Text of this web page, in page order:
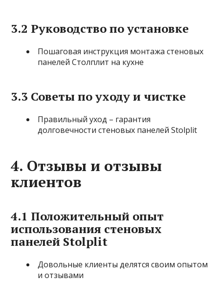
3.2 Руководство по установке
Пошаговая инструкция монтажа стеновых
панелей Столплит на кухне
3.3 Советы по уходу и чистке
Правильный уход – гарантия
долговечности стеновых панелей Stolplit
4. Отзывы и отзывы
клиентов
4.1 Положительный опыт
использования стеновых
панелей Stolplit
Довольные клиенты делятся своим опытом
и отзывами